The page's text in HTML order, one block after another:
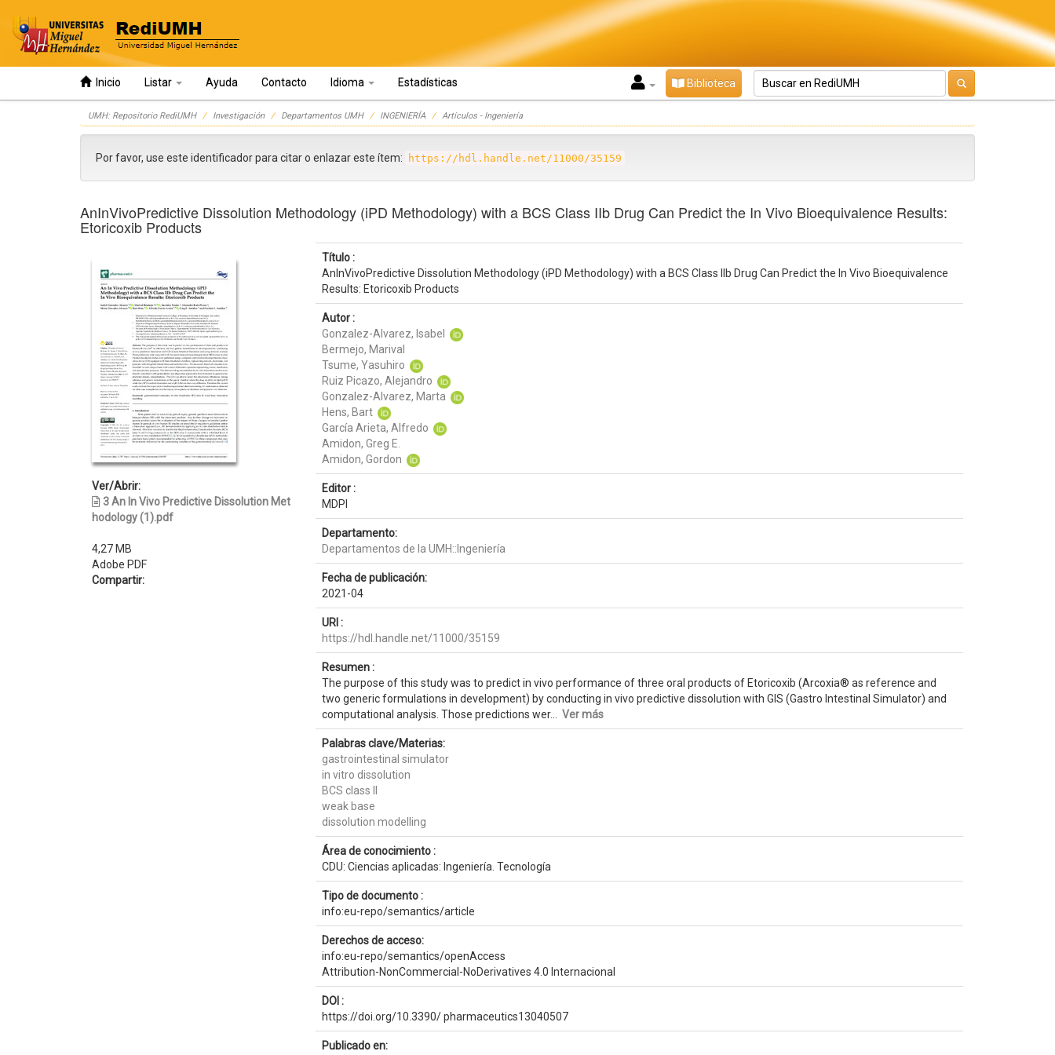
Inicio Listar Ayuda Contacto Idioma Estadísticas Biblioteca
UMH: Repositorio RediUMH Investigación Departamentos UMH INGENIERÍA Artículos - Ingeniería
Por favor, use este identificador para citar o enlazar este ítem: https://hdl.handle.net/11000/35159
AnInVivoPredictive Dissolution Methodology (iPD Methodology) with a BCS Class IIb Drug Can Predict the In Vivo Bioequivalence Results:
Etoricoxib Products
Ver/Abrir:
3 An In Vivo Predictive Dissolution Met
hodology (1).pdf
4,27 MB
Adobe PDF
Compartir:
Título :
AnInVivoPredictive Dissolution Methodology (iPD Methodology) with a BCS Class IIb Drug Can Predict the In Vivo Bioequivalence
Results: Etoricoxib Products
Autor :
Gonzalez-Alvarez, Isabel
Bermejo, Marival
Tsume, Yasuhiro
Ruiz Picazo, Alejandro
Gonzalez-Alvarez, Marta
Hens, Bart
García Arieta, Alfredo
Amidon, Greg E.
Amidon, Gordon
Editor :
MDPI
Departamento:
Departamentos de la UMH::Ingeniería
Fecha de publicación:
2021-04
URI :
https://hdl.handle.net/11000/35159
Resumen :
The purpose of this study was to predict in vivo performance of three oral products of Etoricoxib (Arcoxia® as reference and
two generic formulations in development) by conducting in vivo predictive dissolution with GIS (Gastro Intestinal Simulator) and
computational analysis. Those predictions wer... Ver más
Palabras clave/Materias:
gastrointestinal simulator
in vitro dissolution
BCS class II
weak base
dissolution modelling
Área de conocimiento :
CDU: Ciencias aplicadas: Ingeniería. Tecnología
Tipo de documento :
info:eu-repo/semantics/article
Derechos de acceso:
info:eu-repo/semantics/openAccess
Attribution-NonCommercial-NoDerivatives 4.0 Internacional
DOI :
https://doi.org/10.3390/ pharmaceutics13040507
Publicado en: